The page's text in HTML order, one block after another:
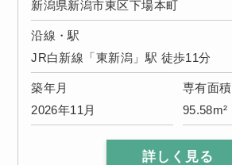
新潟県新潟市東区下場本町
沿線・駅
JR白新線「東新潟」駅 徒歩11分
築年月
2026年11月
専有面積
95.58m²
詳しく見る